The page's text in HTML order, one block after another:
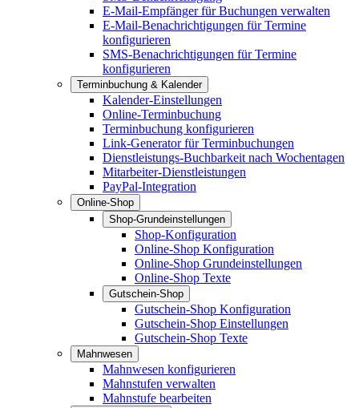
E-Mail-Empfänger für Buchungen verwalten
E-Mail-Benachrichtigungen für Termine
konfigurieren
SMS-Benachrichtigungen für Termine
konfigurieren
Terminbuchung & Kalender
Kalender-Einstellungen
Online-Terminbuchung
Terminbuchung konfigurieren
Link-Generator für Terminbuchungen
Dienstleistungs-Buchbarkeit nach Wochentagen
Mitarbeiter-Dienstleistungen
PayPal-Integration
Online-Shop
Shop-Grundeinstellungen
Shop-Konfiguration
Online-Shop Konfiguration
Online-Shop Grundeinstellungen
Online-Shop Texte
Gutschein-Shop
Gutschein-Shop Konfiguration
Gutschein-Shop Einstellungen
Gutschein-Shop Texte
Mahnwesen
Mahnwesen konfigurieren
Mahnstufen verwalten
Mahnstufe bearbeiten